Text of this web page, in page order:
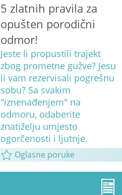
5 zlatnih pravila za
opušten porodični
odmor!
Jeste li propustili trajekt
zbog prometne gužve? Jesu
li vam rezervisali pogrešnu
sobu? Sa svakim
"iznenađenjem" na
odmoru, odaberite
znatiželju umjesto
ogorčenosti i ljutnje.
Oglasne poruke